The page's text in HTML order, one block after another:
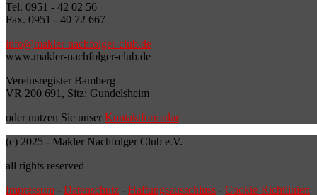
Tel. 0951 - 42 02 56
Fax. 0951 - 40 72 667
info@makler-nachfolger-club.de
www.makler-nachfolger-club.de
Vereinsregister Bamberg
VR 200 691, Sitz: Gundelsheim
oder nutzen Sie unser Kontaktformular
(c) 2025 - Makler Nachfolger Club e.V.
all rights reserved
Impressum - Datenschutz - Haftungsausschluss - Cookie-Richtlinien